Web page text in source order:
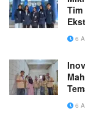
Tim
6
6